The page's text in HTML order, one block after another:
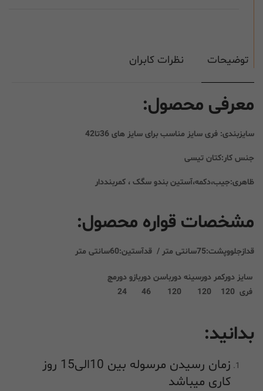
توضیحات نظرات کابران
معرفی محصول:
سایزبندی: فری سایز مناسب برای سایز های 36تا42
جنس کار:کتان تیسی
ظاهری:جیب،دکمه،آستین بندو سگک ، کمربنددار
مشخصات قواره محصول:
قدازجلووپشت:75سانتی متر / قدآستین:60سانتی متر
سایز دورکمر دورسینه دورباسن دوربازو دورمچ
فری 120
120
120
46
24
بدانید:
زمان رسیدن مرسوله بین 10الی15 روز
کاری میباشد